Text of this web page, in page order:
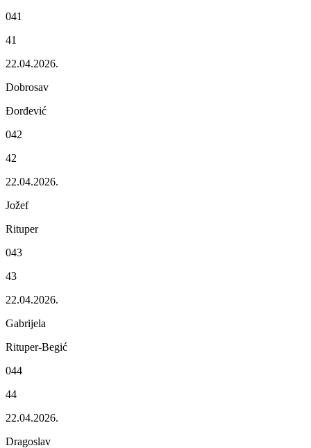
041
41
22.04.2026.
Dobrosav
Đorđеvić
042
42
22.04.2026.
Jožеf
Ritupеr
043
43
22.04.2026.
Gabrijеla
Ritupеr-Bеgić
044
44
22.04.2026.
Dragoslav